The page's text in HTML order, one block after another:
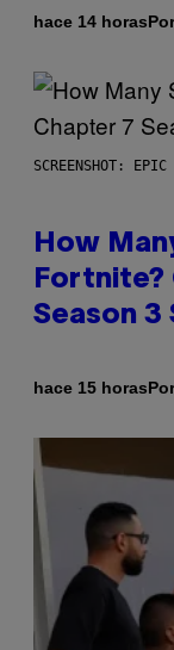
hace 14 horas
SCREENSHOT: EPIC
How
Fortnite?
Season
hace 15 horas